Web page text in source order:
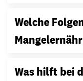
Welche
Was hilft bei